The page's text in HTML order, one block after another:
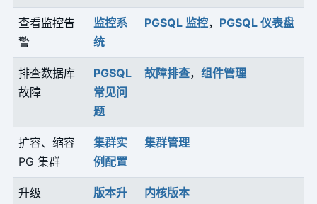
查看监控告
警
监控系
统
PGSQL 监控， PGSQL 仪表盘
排查数据库
故障
PGSQL
常见问
题
故障排查， 组件管理
扩容、缩容
PG 集群
集群实
例配置
集群管理
升级 版本升 内核版本